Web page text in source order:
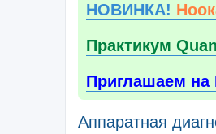
НОВИНКА!
Практикум
Приглашаем
Аппаратная